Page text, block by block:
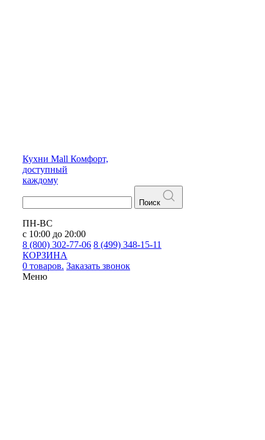
Кухни Mall Комфорт,
доступный
каждому
Поиск
ПН-ВС
с 10:00 до 20:00
8 (800) 302-77-06 8 (499) 348-15-11
КОРЗИНА
0 товаров. Заказать звонок
Меню